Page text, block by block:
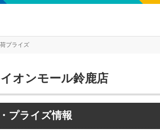
プライズ
オンモール鈴鹿店
プライズ情報